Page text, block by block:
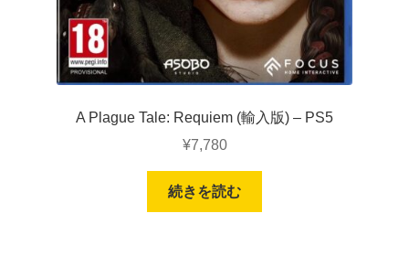
A Plague Tale: Requiem (輸入版) – PS5
¥7,780
続きを読む